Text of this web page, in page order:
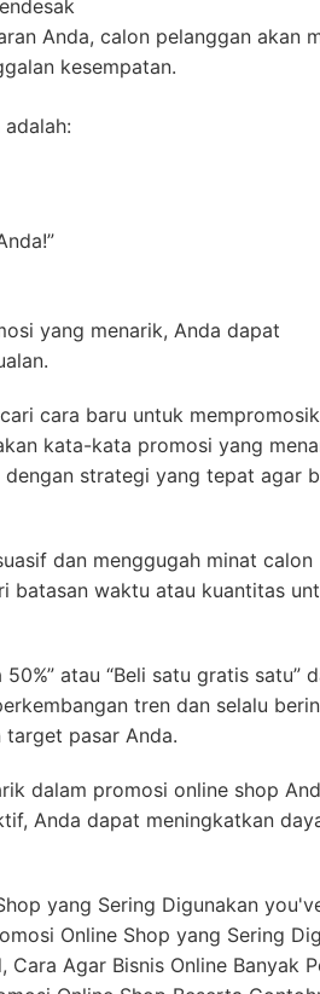
Anda, calon pelanggan akan
kesempatan.
yang menarik, Anda dapat
cara baru untuk
kata-kata promosi yang
strategi yang tepat agar
dan menggugah minat calon
batasan waktu atau kuantitas
atau “Beli satu gratis satu”
tren dan selalu
pasar Anda.
dalam promosi online shop
Anda dapat meningkatkan
yang Sering Digunakan
Online Shop yang Sering
Agar Bisnis Online Banyak